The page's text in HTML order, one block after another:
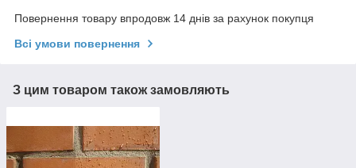
Повернення товару впродовж 14 днів за рахунок покупця
Всі умови повернення
З цим товаром також замовляють